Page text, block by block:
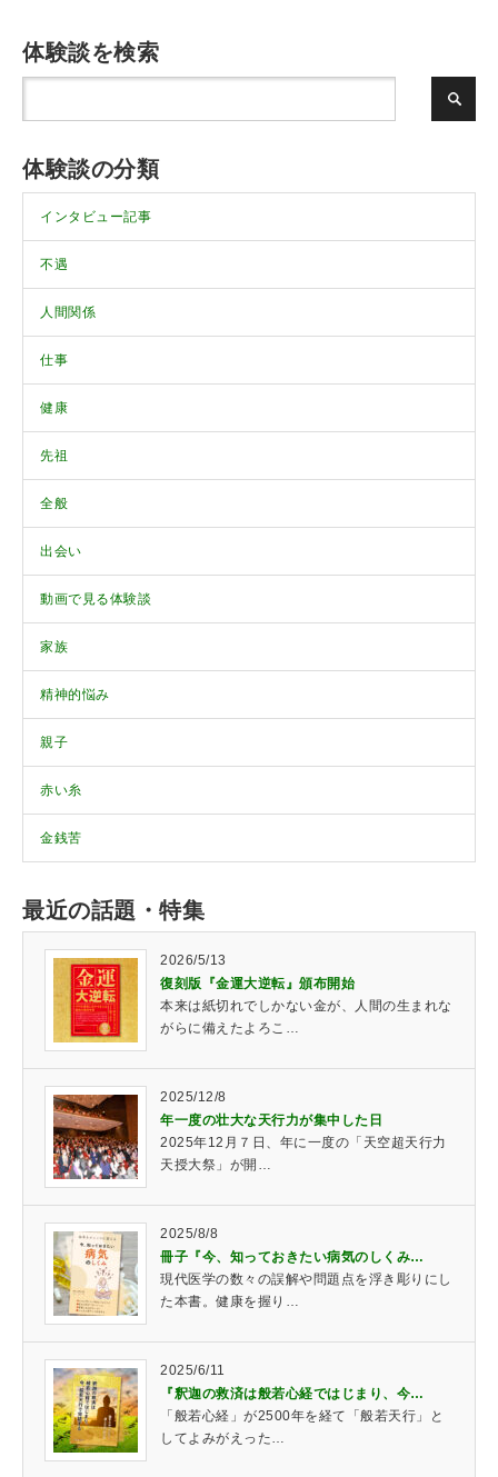
体験談を検索
体験談の分類
インタビュー記事
不遇
人間関係
仕事
健康
先祖
全般
出会い
動画で見る体験談
家族
精神的悩み
親子
赤い糸
金銭苦
最近の話題・特集
2026/5/13
復刻版『金運大逆転』頒布開始
本来は紙切れでしかない金が、人間の生まれな
がらに備えたよろこ…
2025/12/8
年一度の壮大な天行力が集中した日
2025年12月７日、年に一度の「天空超天行力
天授大祭」が開…
2025/8/8
冊子『今、知っておきたい病気のしくみ…
現代医学の数々の誤解や問題点を浮き彫りにし
た本書。健康を握り…
2025/6/11
『釈迦の救済は般若心経ではじまり、今…
「般若心経」が2500年を経て「般若天行」と
してよみがえった…